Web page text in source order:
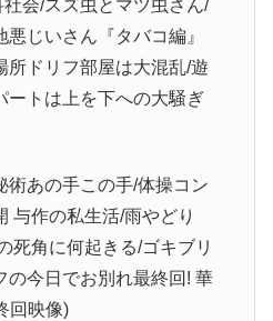
会/スズ虫とマツ虫さん/
悪じいさん『タバコ編』
所ドリフ部屋は大混乱/遊
ートは上を下への大騒ぎ
術あの手この手/体操コン
与作の私生活/雨やどり
死角に何起きる/ゴキブリ
の今日でお別れ最終回! 華
回映像)